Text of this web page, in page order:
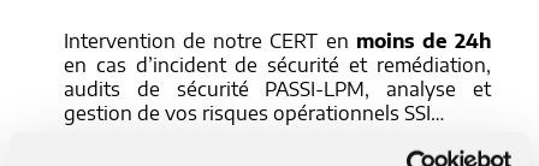
Intervention de notre CERT en moins de 24h
en cas d’incident de sécurité et remédiation,
audits de sécurité PASSI-LPM, analyse et
gestion de vos risques opérationnels SSI…